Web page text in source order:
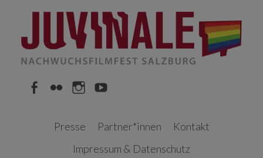
Inhalt
Presse
Partner*innen
Kontakt
Impressum & Datenschutz